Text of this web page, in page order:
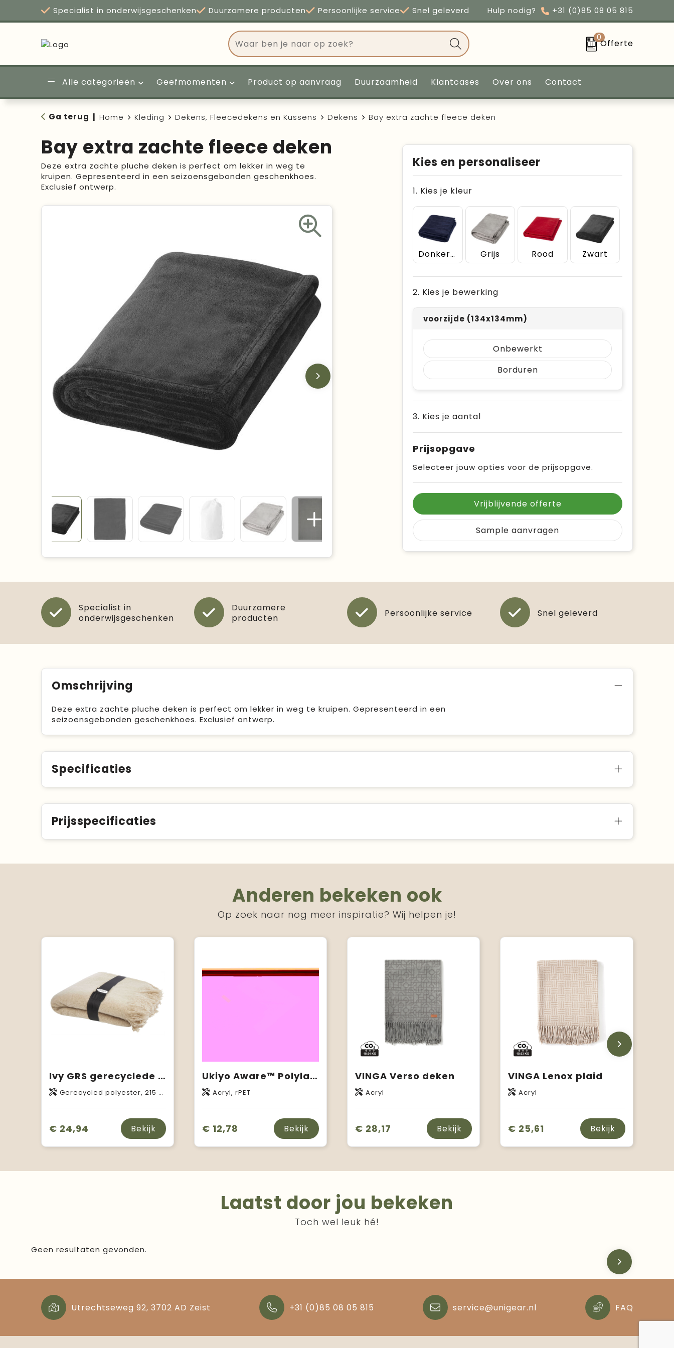
Specialist in onderwijsgeschenken Duurzamere producten Persoonlijke service Snel geleverd Hulp nodig? +31 (0)85 08 05 815
0
Offerte
Alle categorieën Geefmomenten Product op aanvraag Duurzaamheid Klantcases Over ons Contact
Ga terug Home Kleding Dekens, Fleecedekens en Kussens Dekens Bay extra zachte fleece deken
Bay extra zachte fleece deken
Deze extra zachte pluche deken is perfect om lekker in weg te
kruipen. Gepresenteerd in een seizoensgebonden geschenkhoes.
Exclusief ontwerp.
Kies en personaliseer
1. Kies je kleur
Donkerblauw Grijs Rood Zwart
2. Kies je bewerking
voorzijde (134x134mm)
Onbewerkt
Borduren
3. Kies je aantal
Prijsopgave
Selecteer jouw opties voor de prijsopgave.
Vrijblijvende offerte
Sample aanvragen
Specialist in
onderwijsgeschenken
Duurzamere
producten
Persoonlijke service Snel geleverd
Omschrijving
Deze extra zachte pluche deken is perfect om lekker in weg te kruipen. Gepresenteerd in een
seizoensgebonden geschenkhoes. Exclusief ontwerp.
Specificaties
Prijsspecificaties
Anderen bekeken ook
Op zoek naar nog meer inspiratie? Wij helpen je!
Ivy GRS gerecyclede deken
Gerecycled polyester, 215 g/m2, 190T van Gerecycled polyester
€ 24,94 Bekijk
Ukiyo Aware™ Polylana® geweven deken 130x150cm
Acryl, rPET
€ 12,78 Bekijk
VINGA Verso deken
Acryl
€ 28,17 Bekijk
VINGA Lenox plaid
Acryl
€ 25,61 Bekijk
Laatst door jou bekeken
Toch wel leuk hé!
Geen resultaten gevonden.
Utrechtseweg 92, 3702 AD Zeist +31 (0)85 08 05 815 service@unigear.nl FAQ